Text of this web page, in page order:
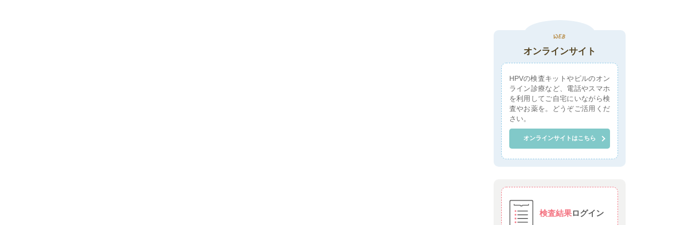
オンラインサイト
HPVの検査キットやピルのオン
ライン診療など、電話やスマホ
を利用してご自宅にいながら検
査やお薬を。どうぞご活用くだ
さい。
オンラインサイトはこちら
検査結果ログイン